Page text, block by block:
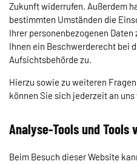
Zukunft widerrufen. Außerdem
bestimmten Umständen die
Ihrer personenbezogenen
Ihnen ein Beschwerderecht bei
Aufsichtsbehörde zu.
Hierzu sowie zu weiteren
können Sie sich jederzeit an uns
Analyse-Tools und
Beim Besuch dieser Website